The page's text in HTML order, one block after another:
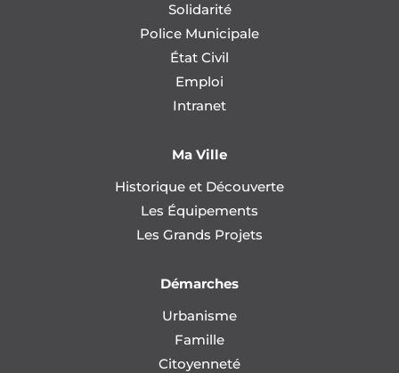
Solidarité
Police Municipale
État Civil
Emploi
Intranet
Ma Ville
Historique et Découverte
Les Équipements
Les Grands Projets
Démarches
Urbanisme
Famille
Citoyenneté